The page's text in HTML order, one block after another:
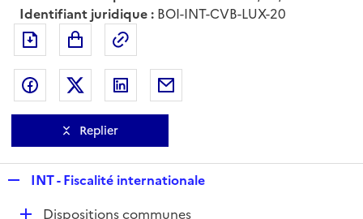
Identifiant juridique : BOI-INT-CVB-LUX-20
Exporter le document au format pdf
Partager sur Facebook
Partager sur Twitter
Partager sur LinkedIn
Replier
INT - Fiscalité internationale
DDispositions communes